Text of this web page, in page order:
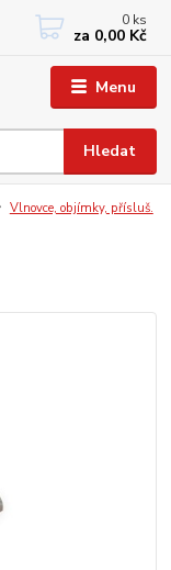
Menu
Hledat
+420 733767377
PO-PÁ: 8 - 12, 13 - 17
0 ks
za 0,00 Kč
Vlnovce, objímky, přísluš.